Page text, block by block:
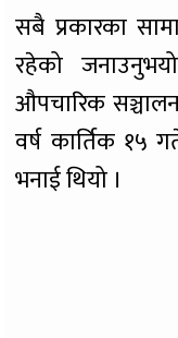
सबै प्रकारका
रहेको
औपचारिक
वर्ष कार्तिक १५
भनाई थियो ।